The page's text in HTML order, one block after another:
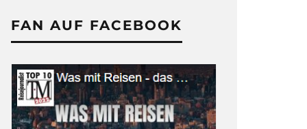
FAN AUF FACEBOOK